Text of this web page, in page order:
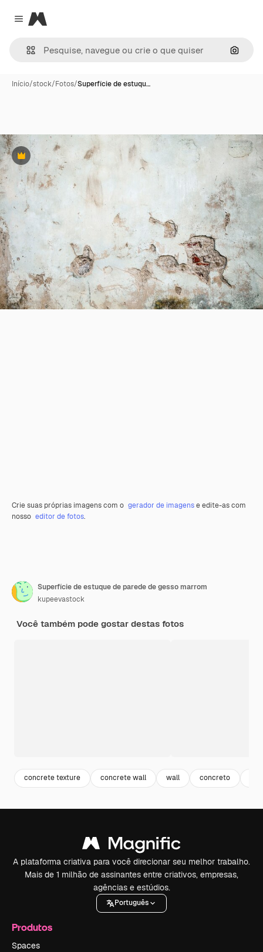
Close menu
Magnific
Início/stock/Fotos/Superfície de estuqu…
Premium
Crie suas próprias imagens com o gerador de imagense edite-as com
nosso editor de fotos.
Superfície de estuque de parede de gesso marrom
kupeevastock
Você também pode gostar destas fotos
concrete texture concrete wall wall concreto
A plataforma criativa para você direcionar seu melhor trabalho.
Mais de 1 milhão de assinantes entre criativos, empresas,
agências e estúdios.
Português
Produtos
Spaces